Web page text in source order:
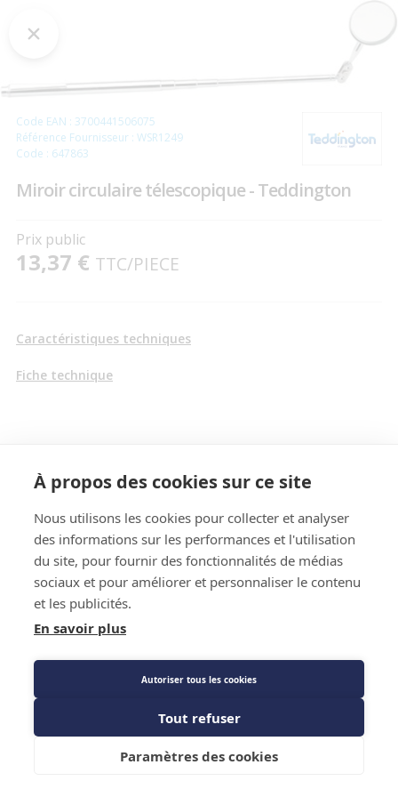
Code EAN : 3700441506075
Référence Fournisseur : WSR1249
Code : 647863
Miroir circulaire télescopique - Teddington
Prix public
13,37 € TTC/PIECE
Caractéristiques techniques
Fiche technique
Fiche technique
Fiche Technique
Caractéristiques techniques
Diamètre
180 à 500
Ajouter au panier
À propos des cookies sur ce site
Nous utilisons les cookies pour collecter et analyser
des informations sur les performances et l'utilisation
du site, pour fournir des fonctionnalités de médias
sociaux et pour améliorer et personnaliser le contenu
et les publicités.
En savoir plus
Autoriser tous les cookies
Tout refuser
Paramètres des cookies